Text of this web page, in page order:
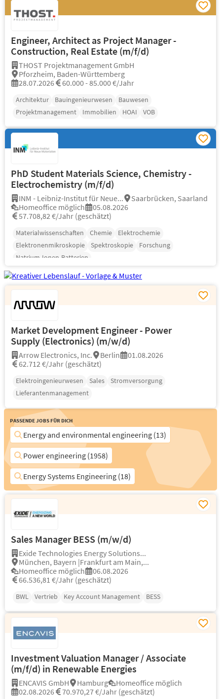
Engineer, Architect as Project Manager -
Construction, Real Estate (m/f/d)
THOST Projektmanagement GmbH
Pforzheim, Baden-Württemberg
28.07.2026
60.000 - 85.000 €/Jahr
Architektur Bauingenieurwesen
Bauwesen
Projektmanagement
Immobilien HOAI VOB
PhD Student Materials Science, Chemistry -
Electrochemistry (m/f/d)
INM - Leibniz-Institut für Neue...
Saarbrücken, Saarland
Homeoffice möglich
05.08.2026
57.708,82 €/Jahr (geschätzt)
Materialwissenschaften Chemie
Elektrochemie
Elektronenmikroskopie
Spektroskopie
Forschung
Natrium-Ionen-Batterien
Market Development Engineer - Power
Supply (Electronics) (m/w/d)
Arrow Electronics, Inc. Berlin
01.08.2026
62.712 €/Jahr (geschätzt)
Elektroingenieurwesen Sales
Stromversorgung
Lieferantenmanagement
Passende Jobs für Dich
Energy and environmental engineering (13)
Power engineering (1958)
Energy Systems Engineering (18)
Sales Manager BESS (m/w/d)
Exide Technologies Energy Solutions...
München, Bayern |Frankfurt am Main,...
Homeoffice möglich
06.08.2026
66.536,81 €/Jahr (geschätzt)
BWL Vertrieb Key Account Management BESS
Investment Valuation Manager / Associate
(m/f/d) in Renewable Energies
ENCAVIS GmbH Hamburg
Homeoffice möglich
02.08.2026
70.970,27 €/Jahr (geschätzt)